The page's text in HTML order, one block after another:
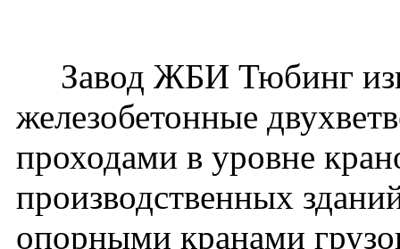
Завод ЖБИ Тюбинг
железобетонные
проходами в уровне
производственных
опорными кранами